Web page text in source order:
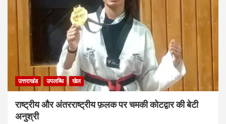
उत्तराखंड उपलब्धि खेल
राष्ट्रीय और अंतरराष्ट्रीय फ़लक पर चमकी कोटद्वार की बेटी
अनुश्री